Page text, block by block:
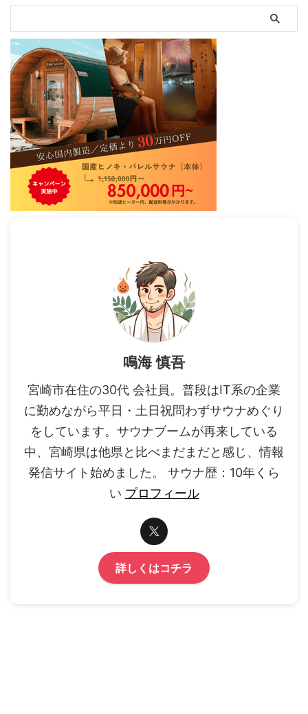
鳴海 慎吾
宮崎市在住の30代 会社員。普段はIT系の企業
に勤めながら平日・土日祝問わずサウナめぐり
をしています。サウナブームが再来している
中、宮崎県は他県と比べまだまだと感じ、情報
発信サイト始めました。 サウナ歴：10年くら
い プロフィール
詳しくはコチラ